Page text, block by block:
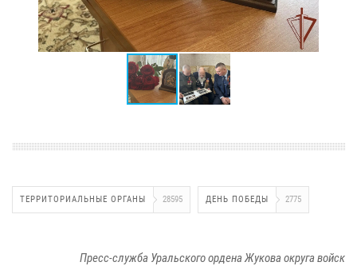
ТЕРРИТОРИАЛЬНЫЕ ОРГАНЫ 28595 ДЕНЬ ПОБЕДЫ 2775
Пресс-служба Уральского ордена Жукова округа войск